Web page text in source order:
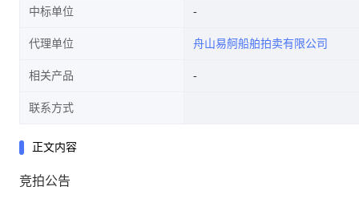
中标单位
代理单位 舟山易舸船舶拍卖有限公司
相关产品
联系方式
正文内容
竞拍公告